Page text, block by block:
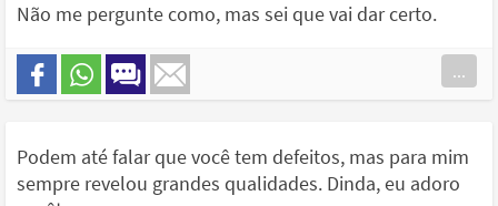
Não me pergunte como, mas sei que vai dar certo.
...
Podem até falar que você tem defeitos, mas para mim
sempre revelou grandes qualidades. Dinda, eu adoro